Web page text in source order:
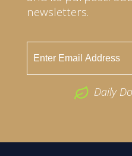
newsletters.
Daily